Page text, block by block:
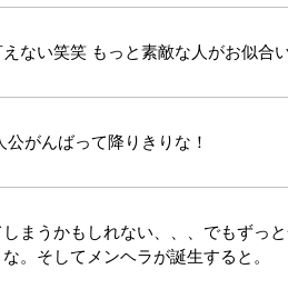
ない笑笑 もっと素敵な人がお似合
がんばって降りきりな！
まうかもしれない、、、でもずっ
。そしてメンヘラが誕生すると。